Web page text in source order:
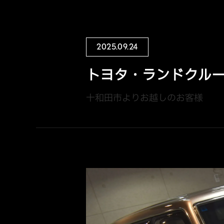
2025.09.24
トヨタ・ランドクル
十和田市よりお越しのお客様